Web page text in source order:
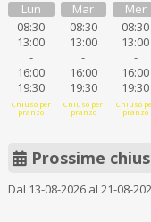
Lun
08:30
13:00
-
16:00
19:30
Chiuso per
pranzo
Mar
08:30
13:00
-
16:00
19:30
Chiuso per
pranzo
Mer
08:30
13:00
-
16:00
19:30
Chiuso
pranzo
Prossime
Dal 13-08-2026 al 21-08-